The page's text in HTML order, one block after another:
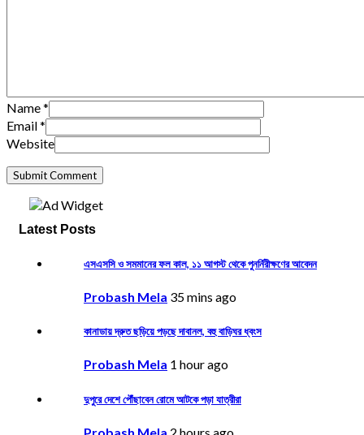
Name*
Email*
Website
Latest Posts
এসএসসি ও সমমানের ফল কাল, ১১ আগস্ট থেকে পুনর্নিরীক্ষণের আবেদন
Probash Mela 35 mins ago
কানাডায় দ্রুত ছড়িয়ে পড়ছে দাবানল, বহু বাড়িঘর ধ্বংস
Probash Mela 1 hour ago
দুপুরে দেশে পৌঁছাবেন রোমে আটকে পড়া যাত্রীরা
Probash Mela 2 hours ago